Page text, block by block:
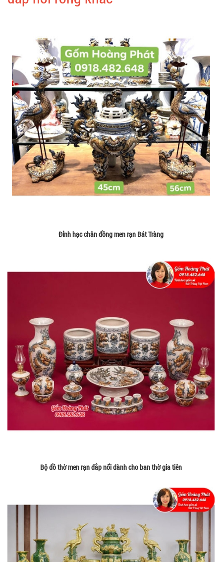
Đỉnh hạc chân đồng men rạn Bát Tràng
Bộ đồ thờ men rạn đắp nổi dành cho ban thờ gia tiên